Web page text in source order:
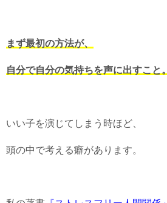
まず最初の方法が、
自分で自分の気持ちを声に出すこと。
いい子を演じてしまう時ほど、
頭の中で考える癖があります。